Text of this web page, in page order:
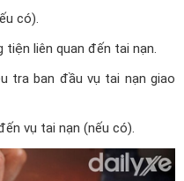
có).
tiện liên quan đến tai nạn.
tra ban đầu vụ tai nạn giao
vụ tai nạn (nếu có).